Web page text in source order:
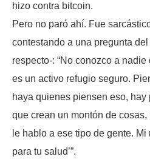
hizo contra bitcoin.
Pero no paró ahí. Fue
contestando a una pregunta del
respecto-: “No conozco a
es un activo refugio seguro.
haya quienes piensen eso,
que crean un montón de
le hablo a ese tipo de gente. Mi
para tu salud’”.